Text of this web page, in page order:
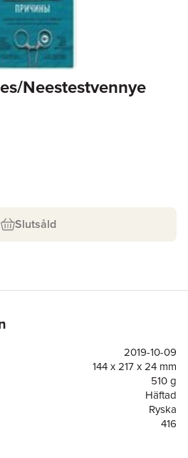
Neestestvennye
Slutsåld
2019-10-09
144 x 217 x 24 mm
510 g
Häftad
Ryska
416